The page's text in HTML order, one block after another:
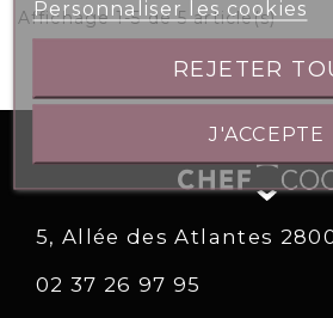
Affichage 1-5 de 5 article(s)
5, Allée des Atlantes
02 37 26 97 95
Personnaliser les cookies
REJETER
J'ACCEPTE